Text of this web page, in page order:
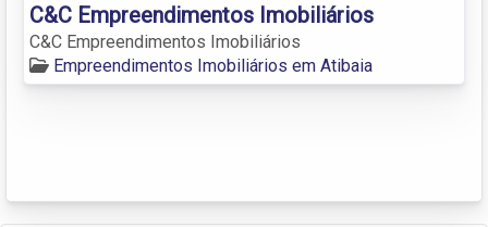
C&C Empreendimentos Imobiliários
C&C Empreendimentos Imobiliários
Empreendimentos Imobiliários em Atibaia